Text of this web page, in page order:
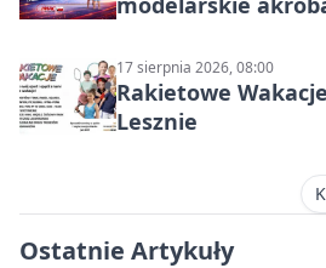
17 sierpnia 2026, 08:00
Rakietowe
Lesznie
Ostatnie Artykuły